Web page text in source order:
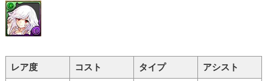
レア度 コスト タイプ アシスト